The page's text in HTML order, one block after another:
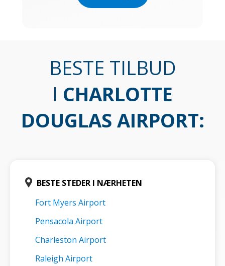
BESTE TILBUD
I CHARLOTTE
DOUGLAS AIRPORT:
BESTE STEDER I NÆRHETEN
Fort Myers Airport
Pensacola Airport
Charleston Airport
Raleigh Airport